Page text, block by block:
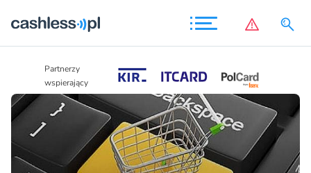
Partnerzy
wspierający